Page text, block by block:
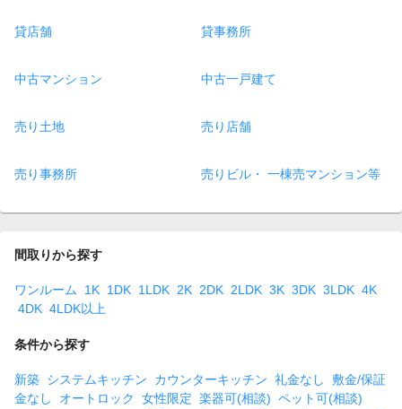
貸店舗 貸事務所
中古マンション 中古一戸建て
売り土地 売り店舗
売り事務所 売りビル・ 一棟売マンション等
間取りから探す
ワンルーム 1K 1DK 1LDK 2K 2DK 2LDK 3K 3DK 3LDK 4K
4DK 4LDK以上
条件から探す
新築 システムキッチン カウンターキッチン 礼金なし
敷金/保証
金なし
オートロック 女性限定 楽器可(相談) ペット可(相談)